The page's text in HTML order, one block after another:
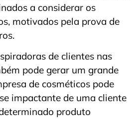
a considerar os
motivados pela prova de
de clientes nas
pode gerar um grande
de cosméticos pode
impactante de uma cliente
produto